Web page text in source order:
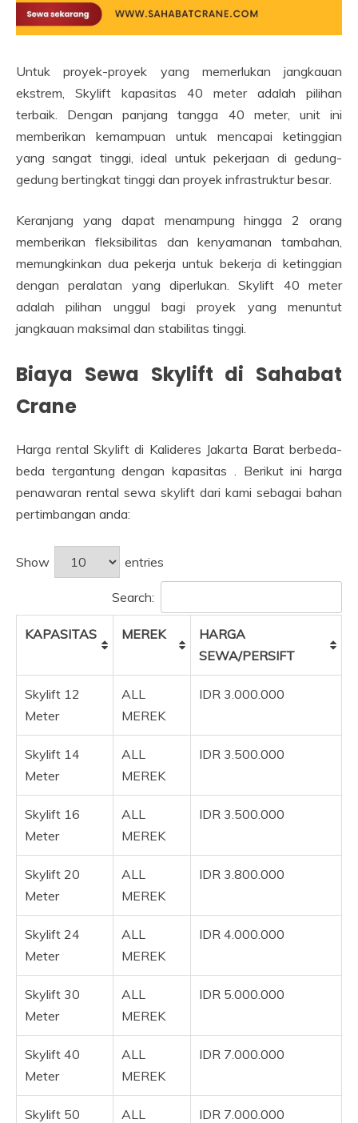
Untuk proyek-proyek yang memerlukan jangkauan
ekstrem, Skylift kapasitas 40 meter adalah pilihan
terbaik. Dengan panjang tangga 40 meter, unit ini
memberikan kemampuan untuk mencapai ketinggian
yang sangat tinggi, ideal untuk pekerjaan di gedung-
gedung bertingkat tinggi dan proyek infrastruktur besar.
Keranjang yang dapat menampung hingga 2 orang
memberikan fleksibilitas dan kenyamanan tambahan,
memungkinkan dua pekerja untuk bekerja di ketinggian
dengan peralatan yang diperlukan. Skylift 40 meter
adalah pilihan unggul bagi proyek yang menuntut
jangkauan maksimal dan stabilitas tinggi.
Biaya Sewa Skylift di Sahabat
Crane
Harga rental Skylift di Kalideres Jakarta Barat berbeda-
beda tergantung dengan kapasitas . Berikut ini harga
penawaran rental sewa skylift dari kami sebagai bahan
pertimbangan anda:
Show entries
Search:
KAPASITAS MEREK
HARGA
SEWA/PERSIFT
Skylift 12
Meter
ALL
MEREK
IDR 3.000.000
Skylift 14
Meter
ALL
MEREK
IDR 3.500.000
Skylift 16
Meter
ALL
MEREK
IDR 3.500.000
Skylift 20
Meter
ALL
MEREK
IDR 3.800.000
Skylift 24
Meter
ALL
MEREK
IDR 4.000.000
Skylift 30
Meter
ALL
MEREK
IDR 5.000.000
Skylift 40
Meter
ALL
MEREK
IDR 7.000.000
Skylift 50
ALL
IDR 7.000.000